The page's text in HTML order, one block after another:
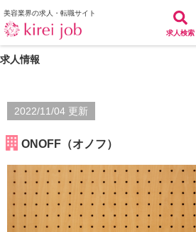
美容業界の求人・転職サイト
求人検索
求人情報
2022/11/04 更新
ONOFF（オノフ）